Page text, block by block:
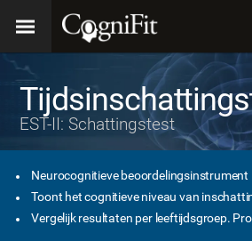
EST-II: Schattingstest
Neurocognitieve beoordelingsinstrument
Toont het cognitieve niveau van
Vergelijk resultaten per leeftijdsgroep.